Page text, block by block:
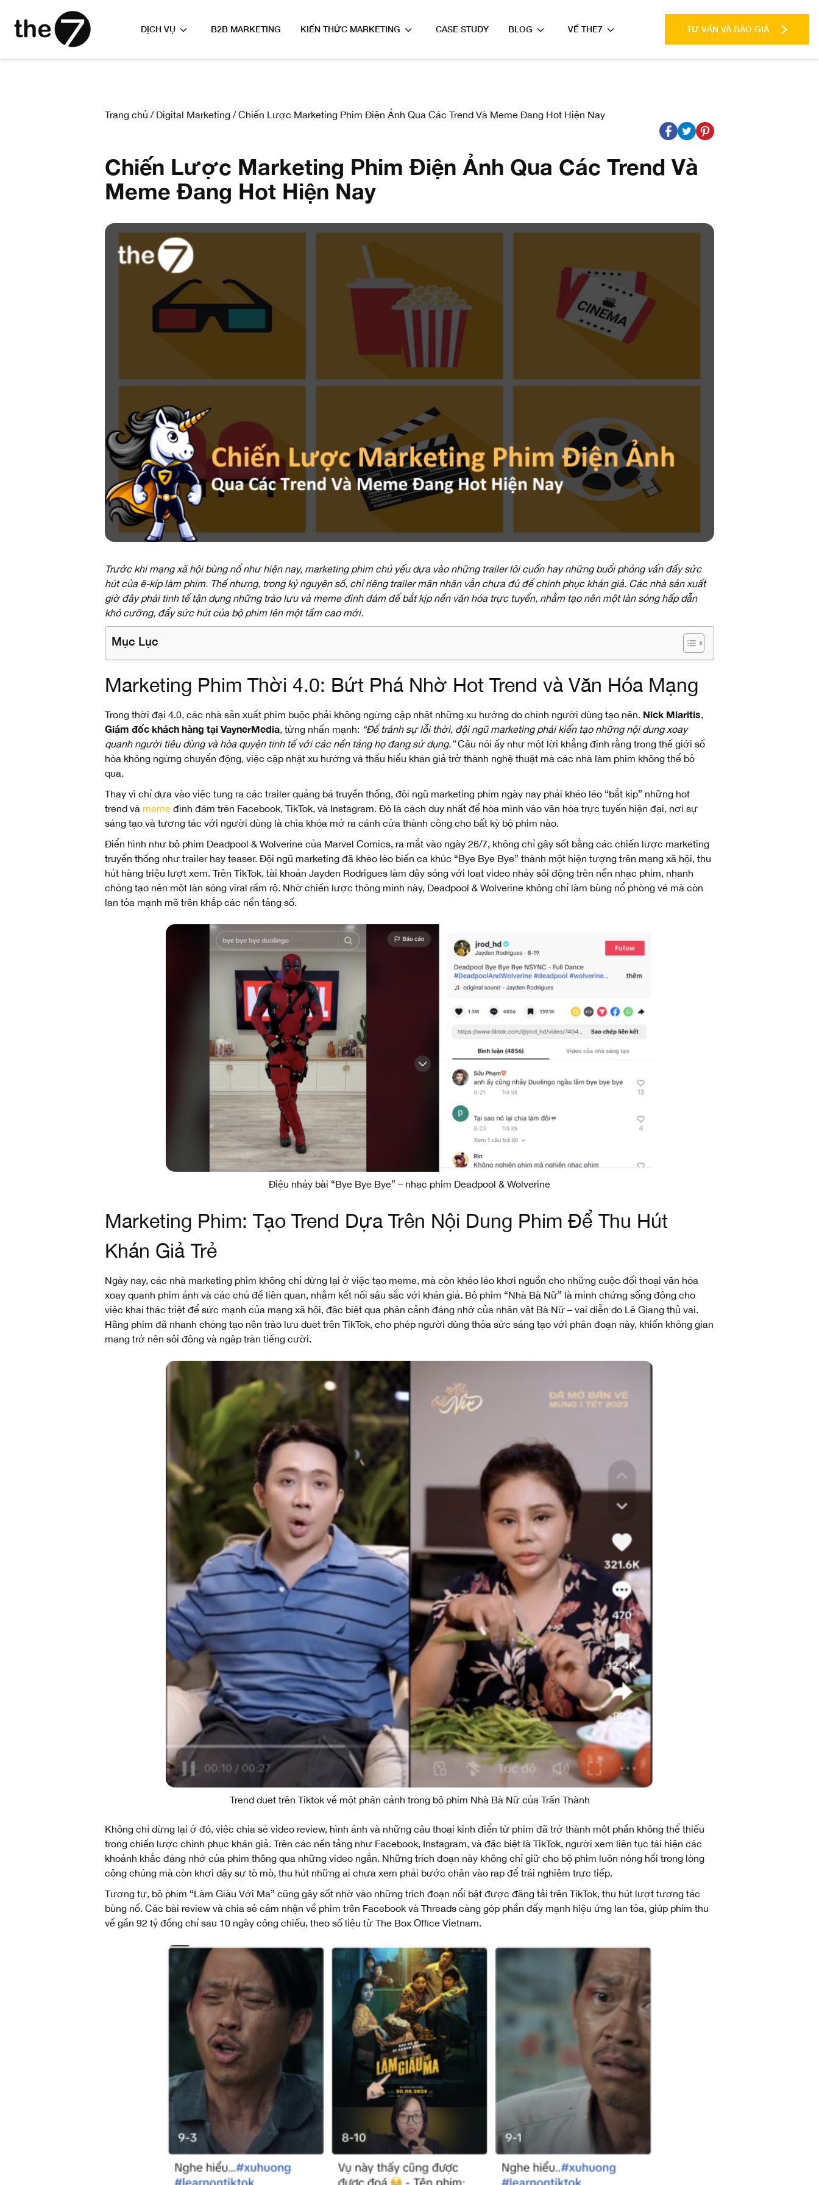
DỊCH VỤ B2B MARKETING KIẾN THỨC MARKETING CASE STUDY BLOG VỀ THE7 TƯ VẤN VÀ BÁO GIÁ
Trang chủ / Digital Marketing /Chiến Lược Marketing Phim Điện Ảnh Qua Các Trend Và Meme Đang Hot Hiện Nay
Chiến Lược Marketing Phim Điện Ảnh Qua Các Trend Và
Meme Đang Hot Hiện Nay
Trước khi mạng xã hội bùng nổ như hiện nay, marketing phim chủ yếu dựa vào những trailer lôi cuốn hay những buổi phỏng vấn đầy sức
hút của ê-kíp làm phim. Thế nhưng, trong kỷ nguyên số, chỉ riêng trailer mãn nhãn vẫn chưa đủ để chinh phục khán giả. Các nhà sản xuất
giờ đây phải tinh tế tận dụng những trào lưu và meme đình đám để bắt kịp nền văn hóa trực tuyến, nhằm tạo nên một làn sóng hấp dẫn
khó cưỡng, đẩy sức hút của bộ phim lên một tầm cao mới.
Mục Lục
Marketing Phim Thời 4.0: Bứt Phá Nhờ Hot Trend và Văn Hóa Mạng
Trong thời đại 4.0, các nhà sản xuất phim buộc phải không ngừng cập nhật những xu hướng do chính người dùng tạo nên. Nick Miaritis
Giám đốc khách hàng tại VaynerMedia , từng nhấn mạnh: “Để tránh sự lỗi thời, đội ngũ marketing phải kiến tạo những nội dung xoay
quanh người tiêu dùng và hòa quyện tinh tế với các nền tảng họ đang sử dụng.”Câu nói ấy như một lời khẳng định rằng trong thế giới số
hóa không ngừng chuyển động, việc cập nhật xu hướng và thấu hiểu khán giả trở thành nghệ thuật mà các nhà làm phim không thể bỏ
qua.
Thay vì chỉ dựa vào việc tung ra các trailer quảng bá truyền thống, đội ngũ marketing phim ngày nay phải khéo léo “bắt kịp” những hot
trend và meme đình đám trên Facebook, TikTok, và Instagram. Đó là cách duy nhất để hòa mình vào văn hóa trực tuyến hiện đại, nơi sự
sáng tạo và tương tác với người dùng là chìa khóa mở ra cánh cửa thành công cho bất kỳ bộ phim nào.
Điển hình như bộ phim Deadpool & Wolverine của Marvel Comics, ra mắt vào ngày 26/7, không chỉ gây sốt bằng các chiến lược marketing
truyền thống như trailer hay teaser. Đội ngũ marketing đã khéo léo biến ca khúc “Bye Bye Bye” thành một hiện tượng trên mạng xã hội, thu
hút hàng triệu lượt xem. Trên TikTok, tài khoản Jayden Rodrigues làm dậy sóng với loạt video nhảy sôi động trên nền nhạc phim, nhanh
chóng tạo nên một làn sóng viral rầm rộ. Nhờ chiến lược thông minh này, Deadpool & Wolverine không chỉ làm bùng nổ phòng vé mà còn
lan tỏa mạnh mẽ trên khắp các nền tảng số.
Điệu nhảy bài “Bye Bye Bye” – nhạc phim Deadpool & Wolverine
Marketing Phim: Tạo Trend Dựa Trên Nội Dung Phim Để Thu Hút
Khán Giả Trẻ
Ngày nay, các nhà marketing phim không chỉ dừng lại ở việc tạo meme, mà còn khéo léo khơi nguồn cho những cuộc đối thoại văn hóa
xoay quanh phim ảnh và các chủ đề liên quan, nhằm kết nối sâu sắc với khán giả. Bộ phim “Nhà Bà Nữ” là minh chứng sống động cho
việc khai thác triệt để sức mạnh của mạng xã hội, đặc biệt qua phân cảnh đáng nhớ của nhân vật Bà Nữ – vai diễn do Lê Giang thủ vai.
Hãng phim đã nhanh chóng tạo nên trào lưu duet trên TikTok, cho phép người dùng thỏa sức sáng tạo với phân đoạn này, khiến không gian
mạng trở nên sôi động và ngập tràn tiếng cười.
Trend duet trên Tiktok về một phân cảnh trong bộ phim Nhà Bà Nữ của Trấn Thành
Không chỉ dừng lại ở đó, việc chia sẻ video review, hình ảnh và những câu thoại kinh điển từ phim đã trở thành một phần không thể thiếu
trong chiến lược chinh phục khán giả. Trên các nền tảng như Facebook, Instagram, và đặc biệt là TikTok, người xem liên tục tái hiện các
khoảnh khắc đáng nhớ của phim thông qua những video ngắn. Những trích đoạn này không chỉ giữ cho bộ phim luôn nóng hổi trong lòng
công chúng mà còn khơi dậy sự tò mò, thu hút những ai chưa xem phải bước chân vào rạp để trải nghiệm trực tiếp.
Tương tự, bộ phim “Làm Giàu Với Ma” cũng gây sốt nhờ vào những trích đoạn nổi bật được đăng tải trên TikTok, thu hút lượt tương tác
bùng nổ. Các bài review và chia sẻ cảm nhận về phim trên Facebook và Threads càng góp phần đẩy mạnh hiệu ứng lan tỏa, giúp phim thu
về gần 92 tỷ đồng chỉ sau 10 ngày công chiếu, theo số liệu từ The Box Office Vietnam.